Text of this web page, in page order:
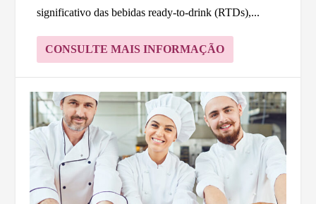
significativo das bebidas ready-to-drink (RTDs),...
CONSULTE MAIS INFORMAÇÃO